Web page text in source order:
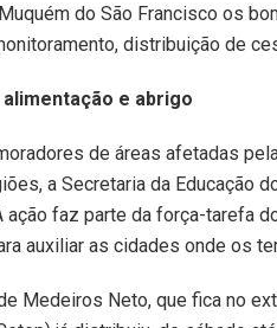
do São Francisco os
distribuição de
e abrigo
de áreas afetadas
a Secretaria da Educação
ação faz parte da força-tarefa
auxiliar as cidades onde os
Medeiros Neto, que fica no